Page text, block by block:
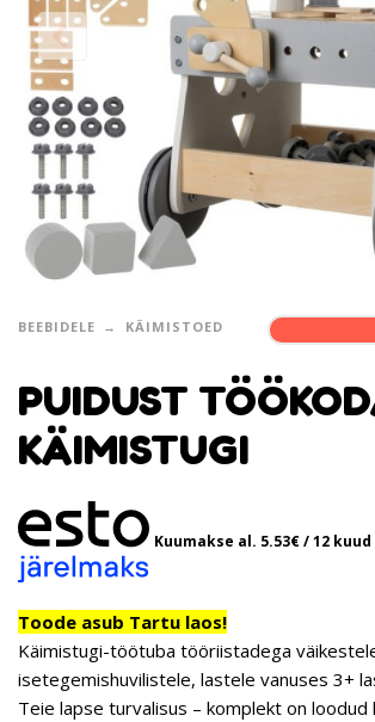
BEEBIDELE KÄIMISTOED
PUIDUST
KÄIMISTUGI
Kuumakse al. 5.53€/ 12 kuud
Toode asub Tartu laos!
Käimistugi-töötuba tööriistadega
isetegemishuvilistele, lastele vanuses 3+
Teie lapse turvalisus – komplekt on loodud